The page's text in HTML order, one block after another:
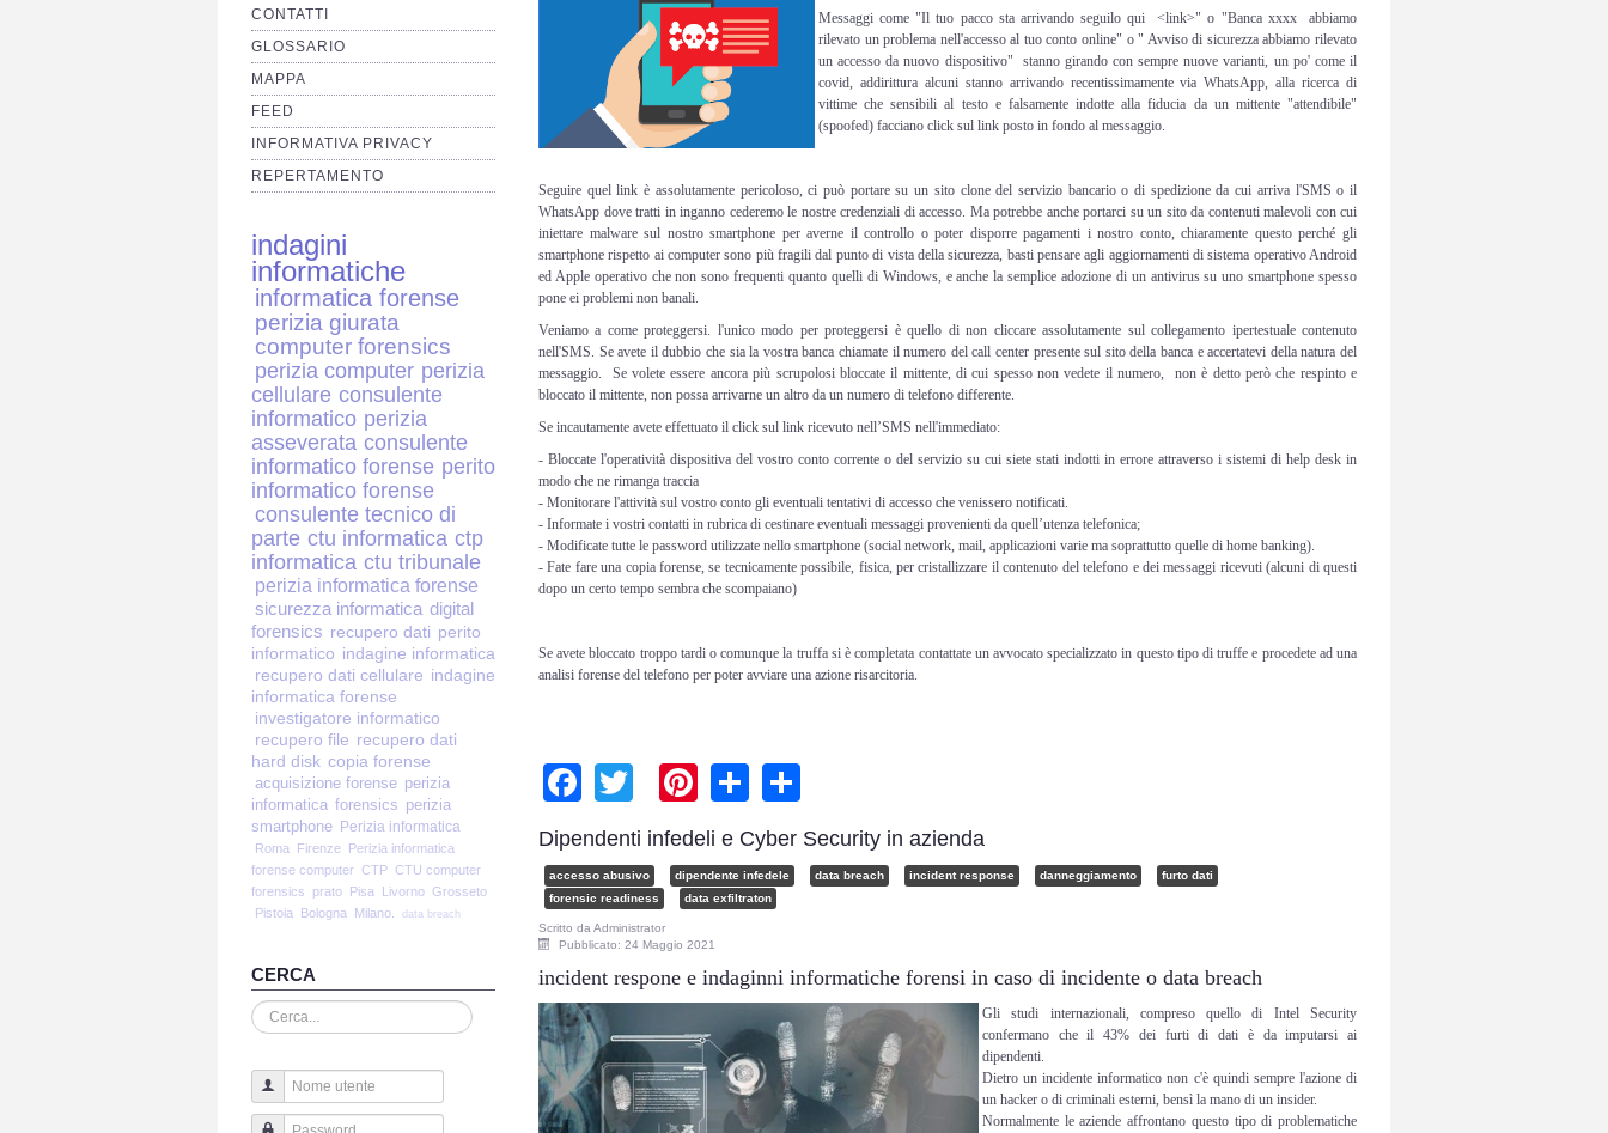
CONTATTI
GLOSSARIO
MAPPA
FEED
INFORMATIVA PRIVACY
REPERTAMENTO
indagini
informatiche
informatica forense
perizia giurata
computer forensics
perizia computer perizia
cellulare consulente
informatico perizia
asseverata consulente
informatico forense perito
informatico forense
consulente tecnico di
parte ctu informatica ctp
informatica ctu tribunale
perizia informatica forense
sicurezza informatica digital
forensics recupero dati perito
informatico indagine informatica
recupero dati cellulare indagine
informatica forense
investigatore informatico
recupero file recupero dati
hard disk copia forense
acquisizione forense perizia
informatica forensics perizia
smartphone Perizia informatica
Roma Firenze Perizia informatica
forense computer CTP CTU computer
forensics
prato Pisa Livorno Grosseto
Pistoia
Bologna Milano. data breach
CERCA
Cerca...
Nome utente
Messaggi come "Il tuo pacco sta arrivando seguilo qui <link>" o "Banca xxxx abbiamo
rilevato un problema nell'accesso al tuo conto online" o " Avviso di sicurezza abbiamo rilevato
un accesso da nuovo dispositivo" stanno girando con sempre nuove varianti, un po' come il
covid, addirittura alcuni stanno arrivando recentissimamente via WhatsApp, alla ricerca di
vittime che sensibili al testo e falsamente indotte alla fiducia da un mittente "attendibile"
(spoofed) facciano click sul link posto in fondo al messaggio.
Seguire quel link è assolutamente pericoloso, ci può portare su un sito clone del servizio bancario o di spedizione da cui arriva l'SMS o il
WhatsApp dove tratti in inganno cederemo le nostre credenziali di accesso. Ma potrebbe anche portarci su un sito da contenuti malevoli con cui
iniettare malware sul nostro smartphone per averne il controllo o poter disporre pagamenti i nostro conto, chiaramente questo perché gli
smartphone rispetto ai computer sono più fragili dal punto di vista della sicurezza, basti pensare agli aggiornamenti di sistema operativo Android
ed Apple operativo che non sono frequenti quanto quelli di Windows, e anche la semplice adozione di un antivirus su uno smartphone spesso
pone ei problemi non banali.
Veniamo a come proteggersi. l'unico modo per proteggersi è quello di non cliccare assolutamente sul collegamento ipertestuale contenuto
nell'SMS. Se avete il dubbio che sia la vostra banca chiamate il numero del call center presente sul sito della banca e accertatevi della natura del
messaggio. Se volete essere ancora più scrupolosi bloccate il mittente, di cui spesso non vedete il numero, non è detto però che respinto e
bloccato il mittente, non possa arrivarne un altro da un numero di telefono differente.
Se incautamente avete effettuato il click sul link ricevuto nell’SMS nell'immediato:
- Bloccate l'operatività dispositiva del vostro conto corrente o del servizio su cui siete stati indotti in errore attraverso i sistemi di help desk in
modo che ne rimanga traccia
- Monitorare l'attività sul vostro conto gli eventuali tentativi di accesso che venissero notificati.
- Informate i vostri contatti in rubrica di cestinare eventuali messaggi provenienti da quell’utenza telefonica;
- Modificate tutte le password utilizzate nello smartphone (social network, mail, applicazioni varie ma soprattutto quelle di home banking).
- Fate fare una copia forense, se tecnicamente possibile, fisica, per cristallizzare il contenuto del telefono e dei messaggi ricevuti (alcuni di questi
dopo un certo tempo sembra che scompaiano)
Se avete bloccato troppo tardi o comunque la truffa si è completata contattate un avvocato specializzato in questo tipo di truffe e procedete ad una
analisi forense del telefono per poter avviare una azione risarcitoria.
Facebook
TwitterPinterest
Share
Dipendenti infedeli e Cyber Security in azienda
accesso abusivo dipendente infedele data breach incident response danneggiamento
furto dati
forensic readiness
data exfiltraton
Scritto da Administrator
Pubblicato: 24 Maggio 2021
incident respone e indaginni informatiche forensi in caso di incidente o data breach
Gli studi internazionali, compreso quello di Intel Security
confermano che il 43% dei furti di dati è da imputarsi ai
dipendenti.
Dietro un incidente informatico non c'è quindi sempre l'azione di
un hacker o di criminali esterni, bensì la mano di un insider.
Normalmente le aziende affrontano questo tipo di problematiche